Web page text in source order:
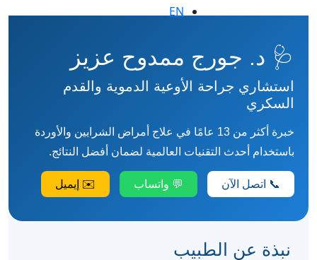
EN
🩺 د. جورج ممدوح عزيز
استشاري جراحة الأوعية الدموية والقدم
السكري
خبرة أكثر من 13 عامًا في علاج أمراض الشرايين والأوردة
باستخدام أحدث التقنيات العالمية لضمان أفضل النتائج.
📞 اتصل الآن 💬 واتساب ✉️ إيميل
نبذة عن الطبيب